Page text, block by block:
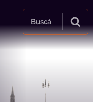
Buscá